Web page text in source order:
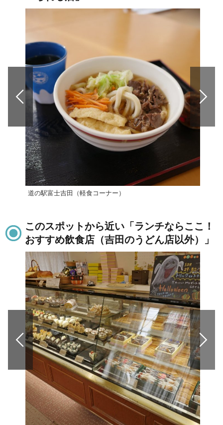
道の駅富士吉田（軽食コーナー）
このスポットから近い「ランチならここ！
おすすめ飲食店（吉田のうどん店以外）」